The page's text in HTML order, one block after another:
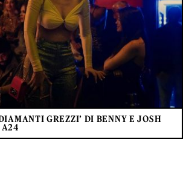
GREZZI’ DI BENNY E JOSH
A24